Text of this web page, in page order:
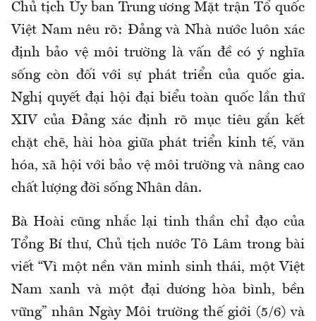
Chủ tịch Ủy ban Trung ương Mặt trận Tổ quốc
Việt Nam nêu rõ: Đảng và Nhà nước luôn xác
định bảo vệ môi trường là vấn đề có ý nghĩa
sống còn đối với sự phát triển của quốc gia.
Nghị quyết đại hội đại biểu toàn quốc lần thứ
XIV của Đảng xác định rõ mục tiêu gắn kết
chặt chẽ, hài hòa giữa phát triển kinh tế, văn
hóa, xã hội với bảo vệ môi trường và nâng cao
chất lượng đời sống Nhân dân.
Bà Hoài cũng nhắc lại tinh thần chỉ đạo của
Tổng Bí thư, Chủ tịch nước Tô Lâm trong bài
viết “Vì một nền văn minh sinh thái, một Việt
Nam xanh và một đại dương hòa bình, bền
vững” nhân Ngày Môi trường thế giới (5/6) và